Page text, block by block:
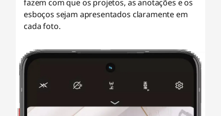
fazem com que os projetos, as anotações e os
esboços sejam apresentados claramente em
cada foto.